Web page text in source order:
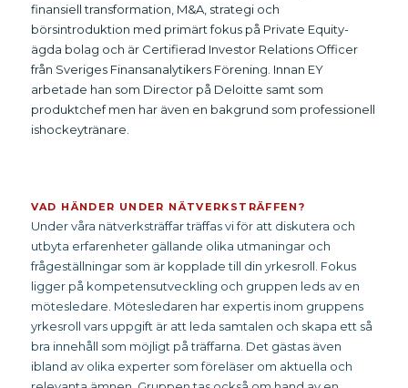
finansiell transformation, M&A, strategi och
börsintroduktion med primärt fokus på Private Equity-
ägda bolag och är Certifierad Investor Relations Officer
från Sveriges Finansanalytikers Förening. Innan EY
arbetade han som Director på Deloitte samt som
produktchef men har även en bakgrund som professionell
ishockeytränare.
VAD HÄNDER UNDER NÄTVERKSTRÄFFEN?
Under våra nätverksträffar träffas vi för att diskutera och
utbyta erfarenheter gällande olika utmaningar och
frågeställningar som är kopplade till din yrkesroll. Fokus
ligger på kompetensutveckling och gruppen leds av en
mötesledare. Mötesledaren har expertis inom gruppens
yrkesroll vars uppgift är att leda samtalen och skapa ett så
bra innehåll som möjligt på träffarna. Det gästas även
ibland av olika experter som föreläser om aktuella och